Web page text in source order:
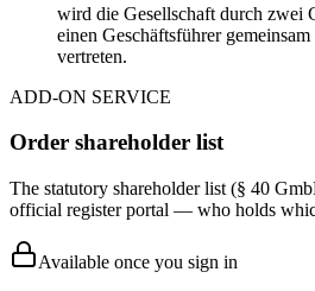
wird die Gesellschaft durch zwei
einen Geschäftsführer
vertreten.
ADD-ON SERVICE
Order shareholder list
The statutory shareholder list (§ 40
official register portal — who holds
Available once you sign in